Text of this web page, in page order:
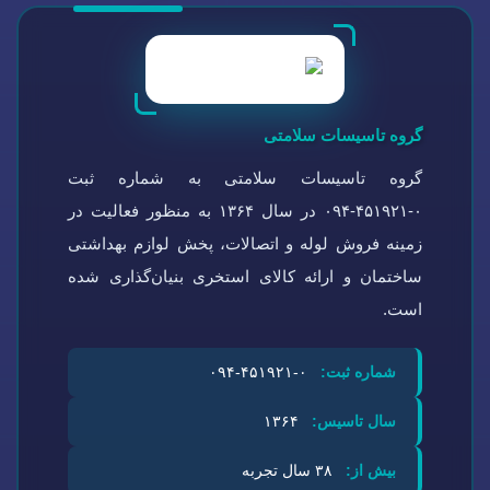
گروه تاسیسات سلامتی
گروه تاسیسات سلامتی به شماره ثبت
۰-۴۵۱۹۲۱-۰۹۴ در سال ۱۳۶۴ به منظور فعالیت در
زمینه فروش لوله و اتصالات، پخش لوازم بهداشتی
ساختمان و ارائه کالای استخری بنیان‌گذاری شده
است.
شماره ثبت:
سال تاسیس:
بیش از: